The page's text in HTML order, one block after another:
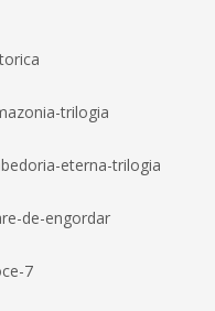
trilogia
eterna-trilogia
de-engordar
7